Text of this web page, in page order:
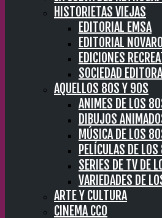
HISTORIETAS VIEJAS
EDITORIAL EMSA
EDITORIAL NOVARO
EDICIONES
SOCIEDAD
AQUELLOS 80S Y 90S
ANIMES DE LOS
DIBUJOS
MÚSICA DE LOS
PELÍCULAS DE
SERIES DE TV DE
VARIEDADES DE
ARTE Y CULTURA
CINEMA CC0